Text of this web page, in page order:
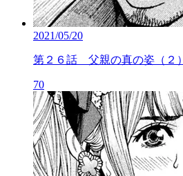
2021/05/20
第２６話 父親の真の姿（２）
70